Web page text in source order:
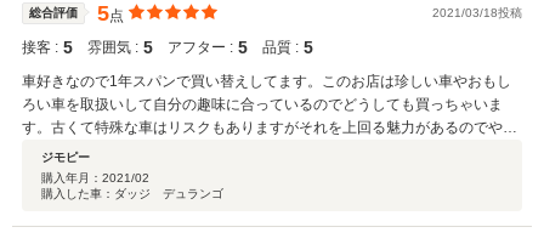
総合評価 5点 2021/03/18投稿
接客 : 5 雰囲気 : 5 アフター : 5 品質 : 5
車好きなので1年スパンで買い替えしてます。このお店は珍しい車やおもし
ろい車を取扱いして自分の趣味に合っているのでどうしても買っちゃいま
す。古くて特殊な車はリスクもありますがそれを上回る魅力があるのでやは
り買っちゃいます。高性能の故障診断機で何度もチェックしてくれたり何十
キロも走行テストしてくれるので安心して買っちゃいます。
ジモピー
購入年月： 2021/02
購入した車：ダッジ デュランゴ